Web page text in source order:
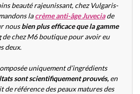
beauté rajeunissant, chez Vulgaris-
lacrème anti-âge Juveciade
nousbien plus efficace que la gamme
de chez M6 boutique pour avoir eu
deux.
uniquement d’ingrédients
sont scientifiquement prouvés, en
de référence des peaux matures des